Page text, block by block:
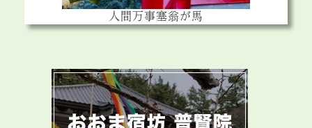
人間万事塞翁が馬